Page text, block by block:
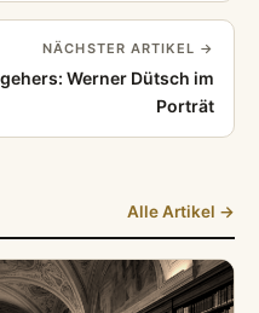
NÄCHSTER ARTIKEL →
Werner Dütsch im
Porträt
Alle Artikel →